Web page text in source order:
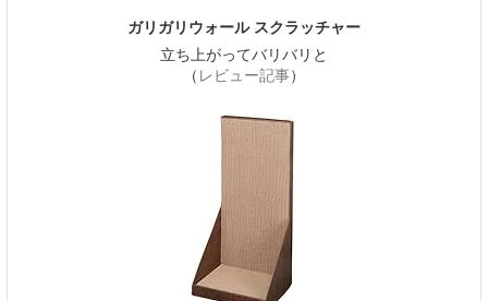
ガリガリウォール スクラッチャー
立ち上がってバリバリと
（ レビュー記事）